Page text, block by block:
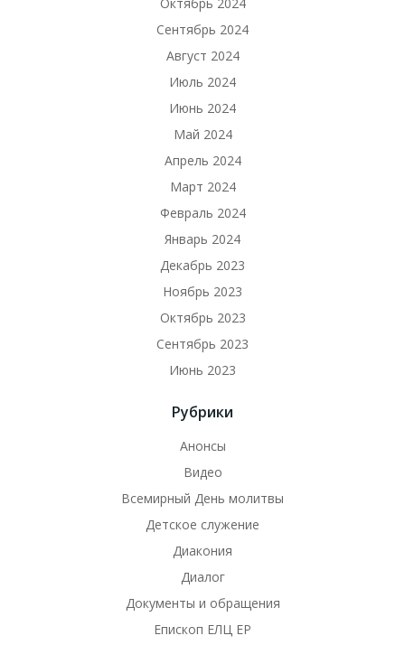
Сентябрь 2024
Август 2024
Июль 2024
Июнь 2024
Май 2024
Апрель 2024
Март 2024
Февраль 2024
Январь 2024
Декабрь 2023
Ноябрь 2023
Октябрь 2023
Сентябрь 2023
Июнь 2023
Рубрики
Анонсы
Видео
Всемирный День молитвы
Детское служение
Диакония
Диалог
Документы и обращения
Епископ ЕЛЦ ЕР